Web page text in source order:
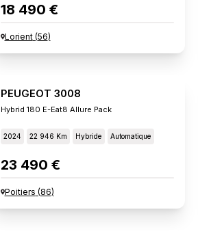
18 490 €
Lorient(56)
PEUGEOT 3008
Hybrid 180 E-Eat8 Allure Pack
2024 22 946 Km Hybride Automatique
23 490 €
Poitiers (86)